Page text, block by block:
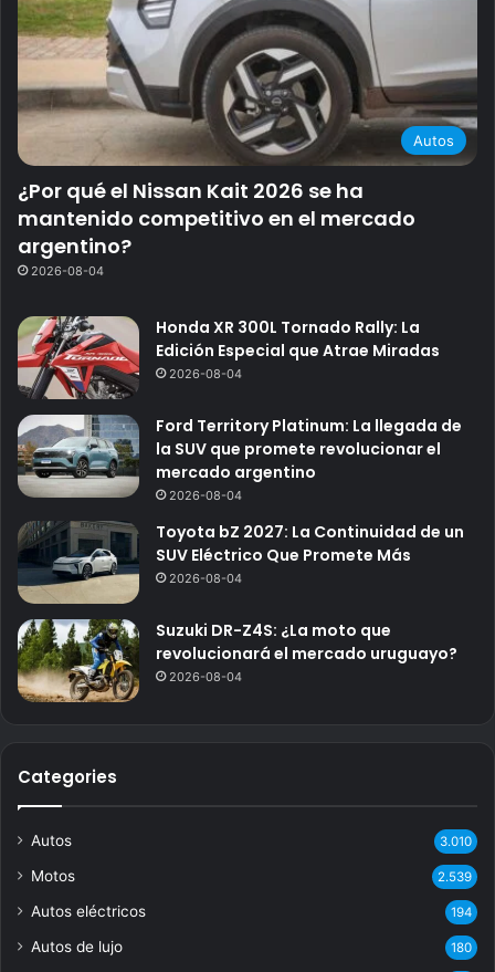
Autos
¿Por qué el Nissan Kait 2026 se ha
mantenido competitivo en el mercado
argentino?
2026-08-04
Honda XR 300L Tornado Rally: La
Edición Especial que Atrae Miradas
2026-08-04
Ford Territory Platinum: La llegada de
la SUV que promete revolucionar el
mercado argentino
2026-08-04
Toyota bZ 2027: La Continuidad de un
SUV Eléctrico Que Promete Más
2026-08-04
Suzuki DR-Z4S: ¿La moto que
revolucionará el mercado uruguayo?
2026-08-04
Categories
Autos 3.010
Motos 2.539
Autos eléctricos 194
Autos de lujo 180